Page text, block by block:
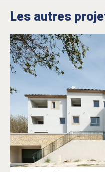
Les autres